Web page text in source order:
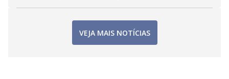
VEJA MAIS NOTÍCIAS